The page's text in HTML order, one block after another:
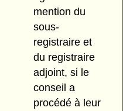
mention du
sous-
registraire et
du registraire
adjoint, si le
conseil a
procédé à leur